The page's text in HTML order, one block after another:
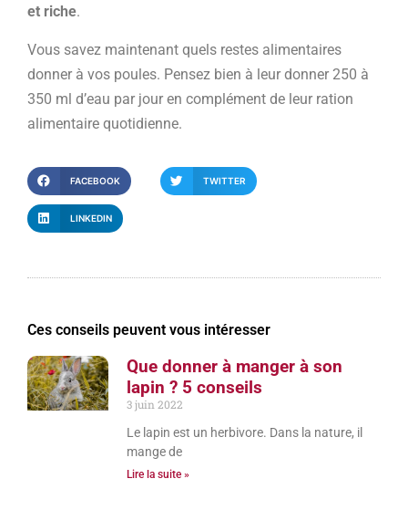
et riche.
Vous savez maintenant quels restes alimentaires
donner à vos poules. Pensez bien à leur donner 250 à
350 ml d’eau par jour en complément de leur ration
alimentaire quotidienne.
FACEBOOK TWITTER
LINKEDIN
Ces conseils peuvent vous intéresser
Que donner à manger à son
lapin ? 5 conseils
3 juin 2022
Le lapin est un herbivore. Dans la nature, il
mange de
Lire la suite »